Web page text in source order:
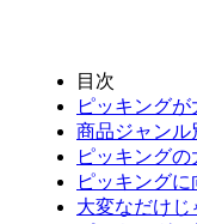
目次
ピッキング
商品ジャン
ピッキング
ピッキング
大変なだけじ